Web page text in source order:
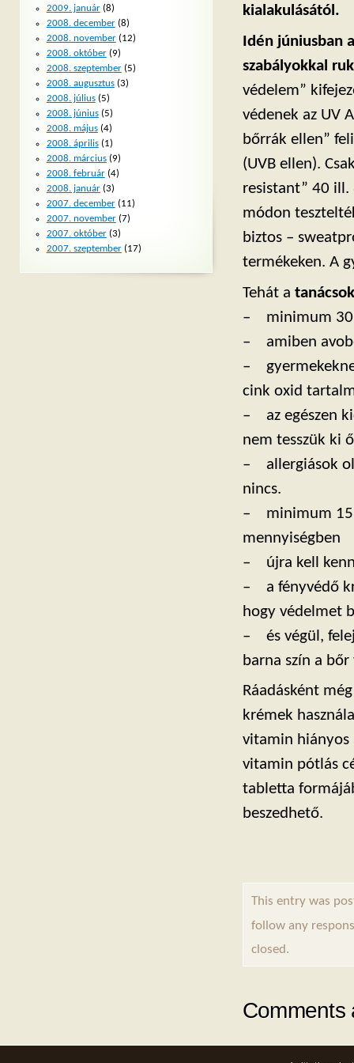
kialakulásától.
Idén júniusban
szabályokkal
védelem”
védenek az UV
bőrrák ellen”
(UVB ellen).
resistant” 40
módon
biztos –
termékeken. A
Tehát a
– minimum 30
– amiben
–
cink oxid
– az egészen
nem tesszük ki
– allergiások
nincs.
– minimum 15
mennyiségben
– újra kell kenni
– a fényvédő
hogy védelmet
– és végül,
barna szín a
Ráadásként
krémek
vitamin hiányos
vitamin pótlás
tabletta
beszedhető.
This entry was
follow any
closed.
Comments
2009. január(8)
2008. december(8)
2008. november(12)
2008. október(9)
2008. szeptember(5)
2008. augusztus(3)
2008. július(5)
2008. június(5)
2008. május(4)
2008. április(1)
2008. március(9)
2008. február(4)
2008. január(3)
2007. december(11)
2007. november(7)
2007. október(3)
2007. szeptember(17)